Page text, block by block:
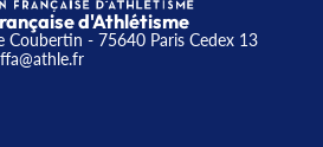
d'Athlétisme
Coubertin - 75640 Paris Cedex 13